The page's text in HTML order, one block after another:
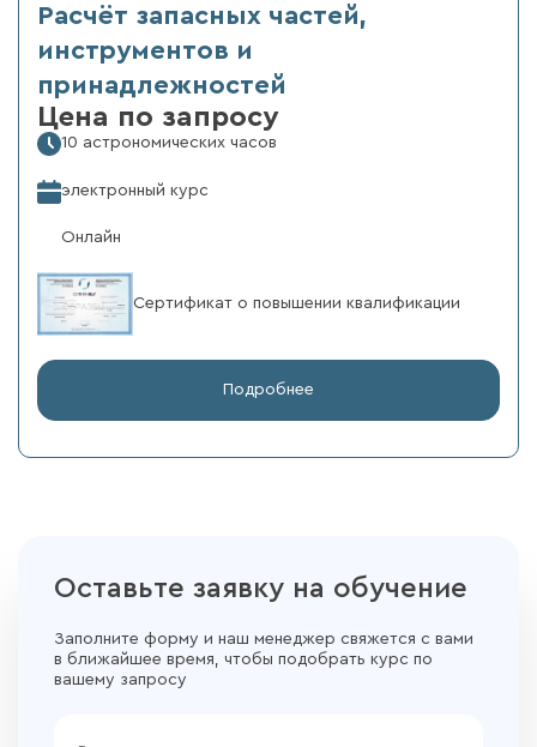
Расчёт запасных частей,
инструментов и
принадлежностей
Цена по запросу
10 астрономических часов
электронный курс
Онлайн
Сертификат о повышении квалификации
Подробнее
Оставьте заявку на обучение
Заполните форму и наш менеджер свяжется с вами
в ближайшее время, чтобы подобрать курс по
вашему запросу